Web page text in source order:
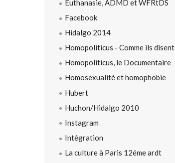
Euthanasie, ADMD et WFRtDS
Facebook
Hidalgo 2014
Homopoliticus - Comme ils disent
Homopoliticus, le Documentaire
Homosexualité et homophobie
Hubert
Huchon/Hidalgo 2010
Instagram
Intégration
La culture à Paris 12éme ardt